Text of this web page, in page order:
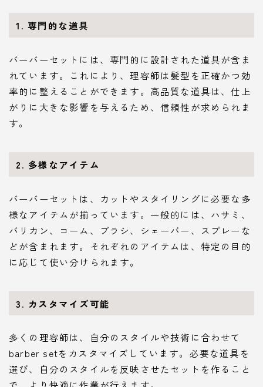
1. 専門的な道具
バーバーセットには、専門的に設計された道具が含ま
れています。これにより、理容師は髪型を正確かつ効
率的に整えることができます。高品質な道具は、仕上
がりに大きな影響を与えるため、信頼性が求められま
す。
2. 多様なアイテム
バーバーセットは、カットやスタイリングに必要な多
様なアイテムが揃っています。一般的には、ハサミ、
バリカン、コーム、ブラシ、シェーバー、スプレーな
どが含まれます。それぞれのアイテムは、特定の目的
に応じて使い分けられます。
3. カスタマイズ可能
多くの理容師は、自分のスタイルや技術に合わせて
barber setをカスタマイズしています。必要な道具を
選び、自分のスタイルを反映させたセットを作ること